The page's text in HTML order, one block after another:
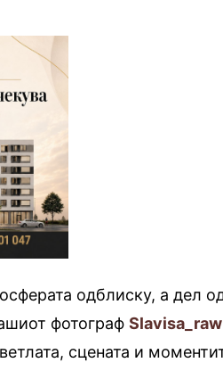
одблиску, а дел
фотографSlavisa_raw
сцената и